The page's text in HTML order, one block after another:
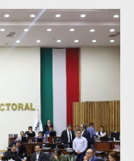
Buenos Aires;